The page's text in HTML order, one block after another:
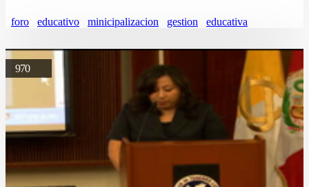
foro educativo minicipalizacion gestion educativa
970